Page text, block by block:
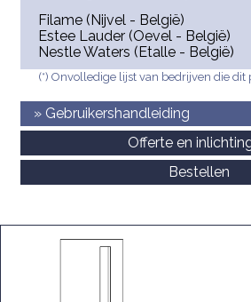
Filame (Nijvel - België)
Estee Lauder (Oevel - België)
Nestle Waters (Etalle - België)
(*) Onvolledige lijst van bedrijven die dit
» Gebruikershandleiding
Offerte en
Bestellen